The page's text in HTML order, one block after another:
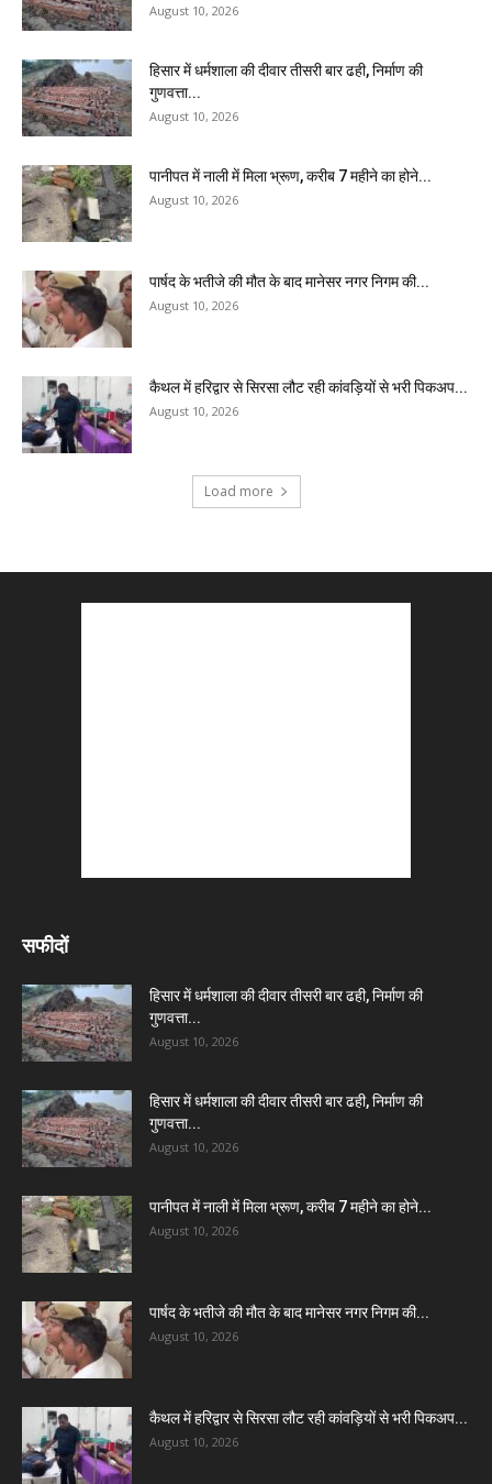
August 10, 2026
हिसार में धर्मशाला की दीवार तीसरी बार ढही, निर्माण की
गुणवत्ता...
August 10, 2026
पानीपत में नाली में मिला भ्रूण, करीब 7 महीने का होने...
August 10, 2026
पार्षद के भतीजे की मौत के बाद मानेसर नगर निगम की...
August 10, 2026
कैथल में हरिद्वार से सिरसा लौट रही कांवड़ियों से भरी पिकअप...
August 10, 2026
Load more
सफीदों
हिसार में धर्मशाला की दीवार तीसरी बार ढही, निर्माण की
गुणवत्ता...
August 10, 2026
हिसार में धर्मशाला की दीवार तीसरी बार ढही, निर्माण की
गुणवत्ता...
August 10, 2026
पानीपत में नाली में मिला भ्रूण, करीब 7 महीने का होने...
August 10, 2026
पार्षद के भतीजे की मौत के बाद मानेसर नगर निगम की...
August 10, 2026
कैथल में हरिद्वार से सिरसा लौट रही कांवड़ियों से भरी पिकअप...
August 10, 2026